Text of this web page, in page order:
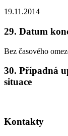
19.11.2014
29. Datum
Bez časového
30. Případná
situace
Kontakty